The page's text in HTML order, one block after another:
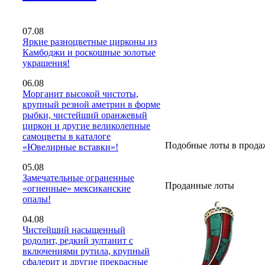
07.08
Яркие разноцветные цирконы из
Камбоджи и роскошные золотые
украшения!
06.08
Морганит высокой чистоты,
крупный резной аметрин в форме
рыбки, чистейший оранжевый
циркон и другие великолепные
самоцветы в каталоге
«Ювелирные вставки»!
05.08
Замечательные ограненные
«огненные» мексиканские
опалы!
04.08
Чистейший насыщенный
родолит, редкий зултанит с
включениями рутила, крупный
сфалерит и другие прекрасные
Подобные лоты в
Проданные лоты